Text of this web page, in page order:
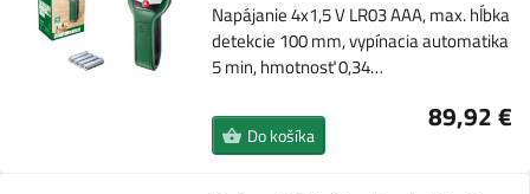
Napájanie 4x1,5 V LR03 AAA, max. hĺbka
detekcie 100 mm, vypínacia automatika
5 min, hmotnosť 0,34…
89,92 €
Do košíka